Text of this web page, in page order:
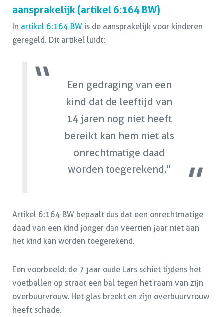
aansprakelijk (artikel 6:164 BW)
In artikel 6:164 BW is de aansprakelijk voor kinderen
geregeld. Dit artikel luidt:
Een gedraging van een
kind dat de leeftijd van
14 jaren nog niet heeft
bereikt kan hem niet als
onrechtmatige daad
worden toegerekend.”
Artikel 6:164 BW bepaalt dus dat een onrechtmatige
daad van een kind jonger dan veertien jaar niet aan
het kind kan worden toegerekend.
Een voorbeeld: de 7 jaar oude Lars schiet tijdens het
voetballen op straat een bal tegen het raam van zijn
overbuurvrouw. Het glas breekt en zijn overbuurvrouw
heeft schade.